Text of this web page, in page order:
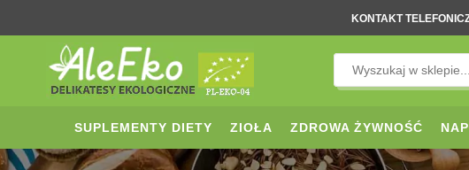
KONTAKT
SUPLEMENTY DIETY ZIOŁA ZDROWA ŻYWNOŚĆ